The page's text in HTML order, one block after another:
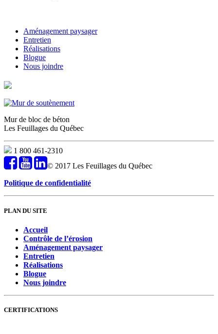
Aménagement paysager
Entretien
Réalisations
Blogue
Nous joindre
Mur de bloc de béton
Les Feuillages du Québec
1 800 461-2310
© 2017 Les Feuillages du Québec
Politique de confidentialité
PLAN DU SITE
Accueil
Contrôle de l’érosion
Aménagement paysager
Entretien
Réalisations
Blogue
Nous joindre
CERTIFICATIONS